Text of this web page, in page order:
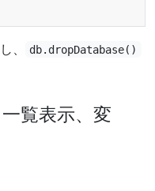
、 db.dropDatabase()
覧表示、変